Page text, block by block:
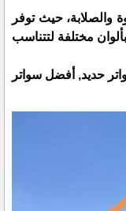
والصلابة، حيث توفر
مختلفة لتتناسب
حديد, أفضل سواتر